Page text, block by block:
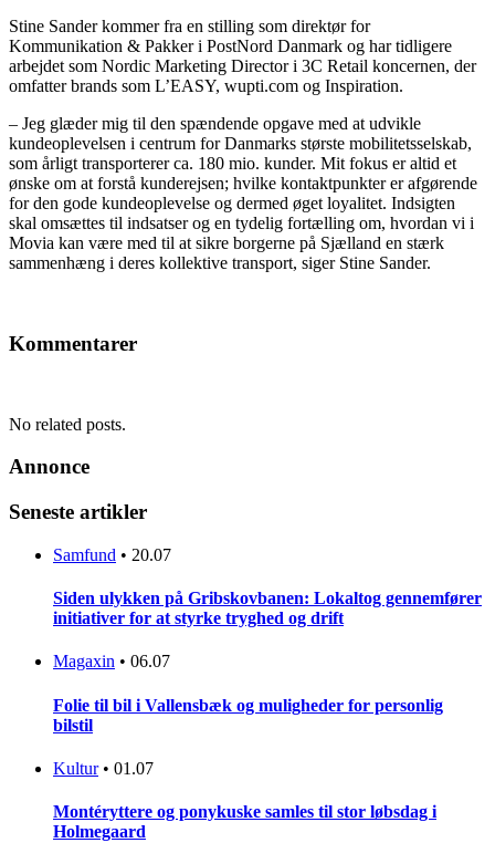
Stine Sander kommer fra en stilling som direktør for
Kommunikation & Pakker i PostNord Danmark og har tidligere
arbejdet som Nordic Marketing Director i 3C Retail koncernen, der
omfatter brands som L’EASY, wupti.com og Inspiration.
– Jeg glæder mig til den spændende opgave med at udvikle
kundeoplevelsen i centrum for Danmarks største mobilitetsselskab,
som årligt transporterer ca. 180 mio. kunder. Mit fokus er altid et
ønske om at forstå kunderejsen; hvilke kontaktpunkter er afgørende
for den gode kundeoplevelse og dermed øget loyalitet. Indsigten
skal omsættes til indsatser og en tydelig fortælling om, hvordan vi i
Movia kan være med til at sikre borgerne på Sjælland en stærk
sammenhæng i deres kollektive transport, siger Stine Sander.
Kommentarer
No related posts.
Annonce
Seneste artikler
Samfund • 20.07
Siden ulykken på Gribskovbanen: Lokaltog gennemfører
initiativer for at styrke tryghed og drift
Magaxin • 06.07
Folie til bil i Vallensbæk og muligheder for personlig
bilstil
Kultur • 01.07
Montéryttere og ponykuske samles til stor løbsdag i
Holmegaard